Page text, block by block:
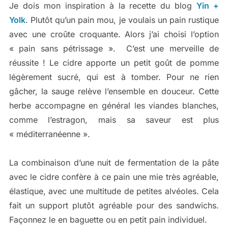
Je dois mon inspiration à la recette du blogYin +
Yolk. Plutôt qu’un pain mou, je voulais un pain rustique
avec une croûte croquante. Alors j’ai choisi l’option
« pain sans pétrissage ». C’est une merveille de
réussite ! Le cidre apporte un petit goût de pomme
légèrement sucré, qui est à tomber. Pour ne rien
gâcher, la sauge relève l’ensemble en douceur. Cette
herbe accompagne en général les viandes blanches,
comme l’estragon, mais sa saveur est plus
« méditerranéenne ».
La combinaison d’une nuit de fermentation de la pâte
avec le cidre confère à ce pain une mie très agréable,
élastique, avec une multitude de petites alvéoles. Cela
fait un support plutôt agréable pour des sandwichs.
Façonnez le en baguette ou en petit pain individuel.